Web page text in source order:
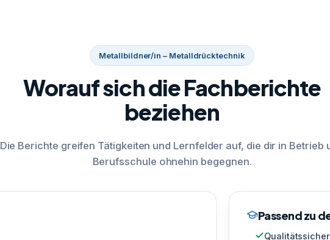
Metallbildner/in – Metalldrücktechnik
Worauf sich die Fachberichte
beziehen
Die Berichte greifen Tätigkeiten und Lernfelder auf, die dir in Betrieb
Berufsschule ohnehin begegnen.
Passend zu